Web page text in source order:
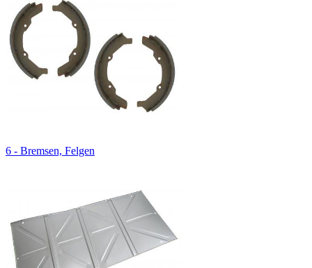
6 - Bremsen, Felgen